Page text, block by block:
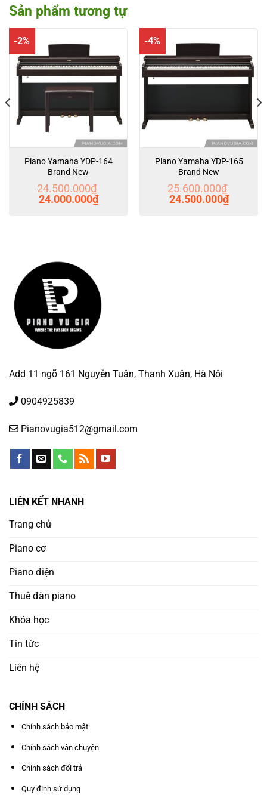
Sản phẩm tương tự
-2%
Piano Yamaha YDP-164
Brand New
24.500.000₫
Giá
gốc
24.000.000₫Giá
hiện
-4%
Piano Yamaha YDP-165
Brand New
25.600.000₫
Giá
gốc
24.500.000₫Giá
hiện
Add 11 ngõ 161 Nguyễn Tuân, Thanh Xuân, Hà Nội
0904925839
Pianovugia512@gmail.com
LIÊN KẾT NHANH
Trang chủ
Piano cơ
Piano điện
Thuê đàn piano
Khóa học
Tin tức
Liên hệ
CHÍNH SÁCH
Chính sách bảo mật
Chính sách vận chuyện
Chính sách đổi trả
Quy định sử dụng